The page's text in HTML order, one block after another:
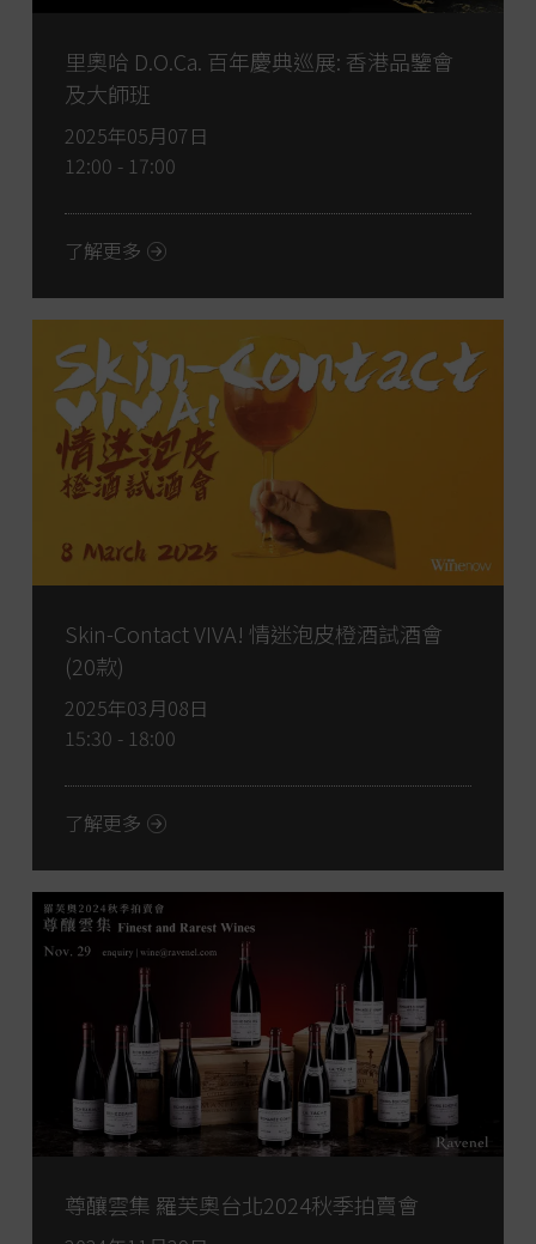
里奧哈 D.O.Ca. 百年慶典巡展: 香港品鑒會
及大師班
2025年05月07日
12:00 - 17:00
了解更多
Skin-Contact VIVA! 情迷泡皮橙酒試酒會
(20款)
2025年03月08日
15:30 - 18:00
了解更多
尊釀雲集 羅芙奧台北2024秋季拍賣會